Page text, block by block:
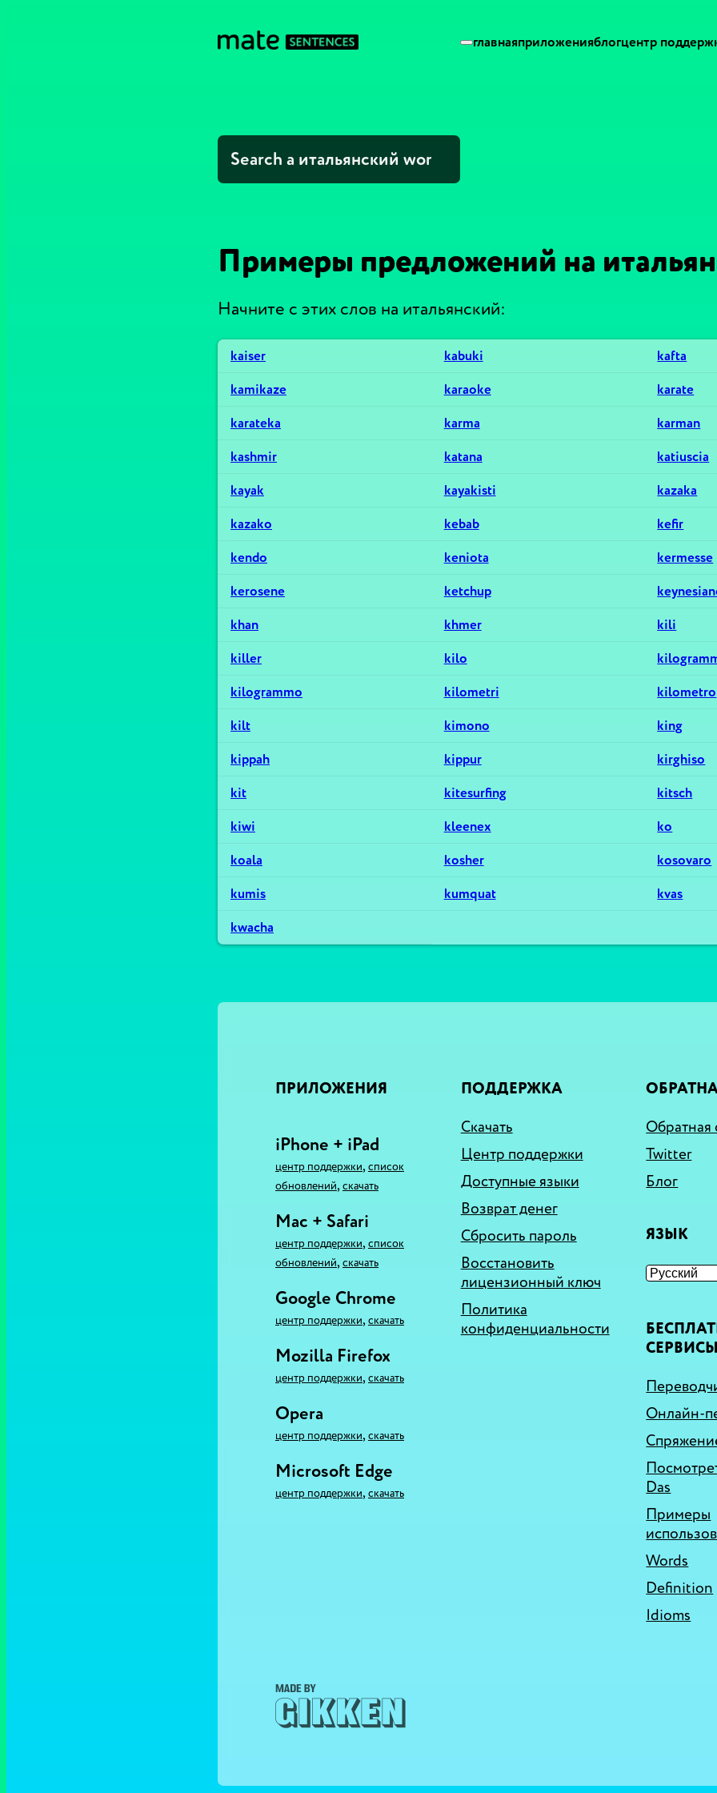
главнаяприложенияблогцентр
Примеры предложений на
Начните с этих слов на итальянский:
kaiser kabuki
kafta
kamikaze
karaoke
karate
karateka
karma
karman
kashmir
katana
katiuscia
kayak
kayakisti
kazaka
kazako
kebab
kefir
kendo
keniota
kermesse
kerosene
ketchup
khan
khmer
kili
killer
kilo
kilogrammo
kilometri
kilometro
kilt
kimono
king
kippah
kippur
kirghiso
kit
kitesurfing
kitsch
kiwi
kleenex
ko
koala
kosher
kosovaro
kumis
kumquat
kvas
kwacha
ПРИЛОЖЕНИЯ
iPhone + iPad
центр поддержки, список
обновлений, скачать
Mac + Safari
центр поддержки, список
обновлений, скачать
Google Chrome
центр поддержки, скачать
Mozilla Firefox
центр поддержки, скачать
Opera
центр поддержки, скачать
Microsoft Edge
центр поддержки, скачать
ПОДДЕРЖКА
Скачать
Центр поддержки
Доступные языки
Возврат денег
Сбросить пароль
Восстановить
лицензионный ключ
Политика
конфиденциальности
Обратная
Twitter
Блог
ЯЗЫК
СЕРВИСЫ
Онлайн-
Das
Примеры
Words
Definition
Idioms